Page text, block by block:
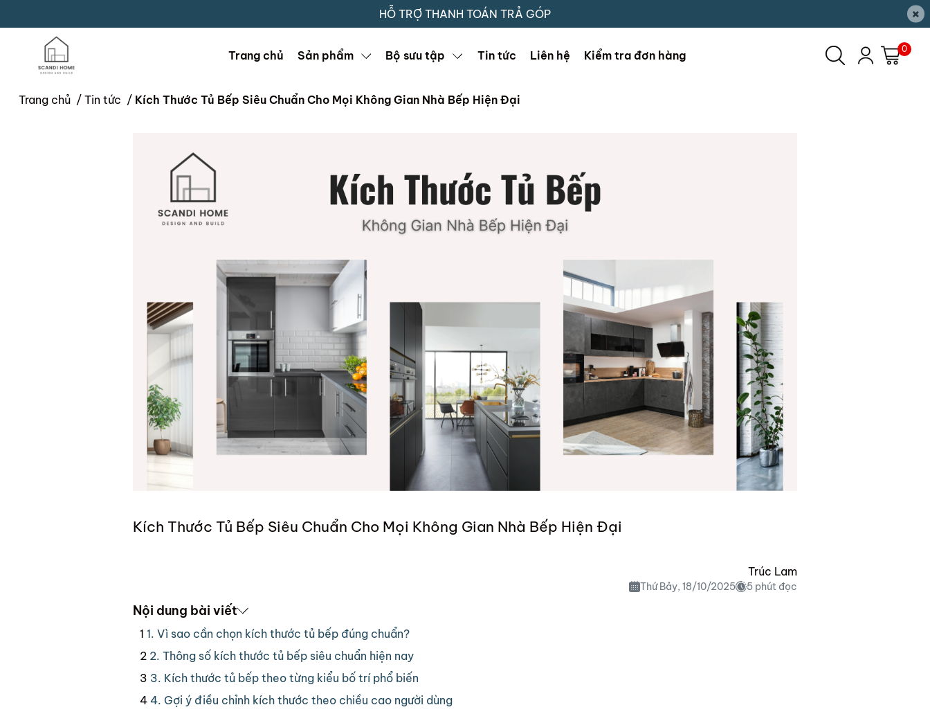
HỖ TRỢ THANH TOÁN TRẢ GÓP ×
Trang chủ Sản phẩm Bộ sưu tập Tin tức Liên hệ Kiểm tra đơn hàng 0
Trang chủ / Tin tức / Kích Thước Tủ Bếp Siêu Chuẩn Cho Mọi Không Gian Nhà Bếp Hiện Đại
Kích Thước Tủ Bếp Siêu Chuẩn Cho Mọi Không Gian Nhà Bếp Hiện Đại
Trúc Lam
Thứ Bảy, 18/10/2025 5 phút đọc
Nội dung bài viết
1. Vì sao cần chọn kích thước tủ bếp đúng chuẩn?
2. Thông số kích thước tủ bếp siêu chuẩn hiện nay
3. Kích thước tủ bếp theo từng kiểu bố trí phổ biến
4. Gợi ý điều chỉnh kích thước theo chiều cao người dùng